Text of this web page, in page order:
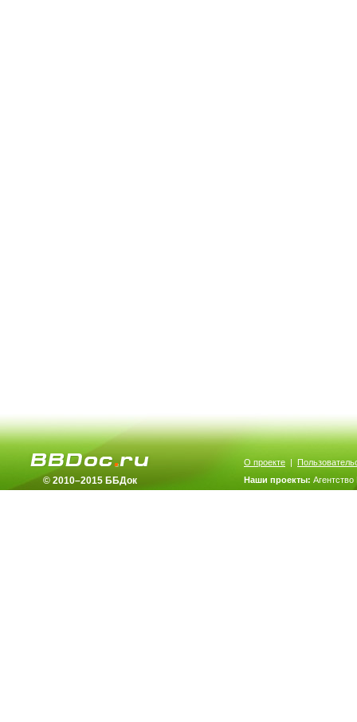
© 2010–2015 ББДок
О проекте |
Наши проекты: